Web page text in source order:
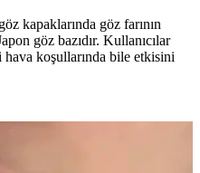
kapaklarında göz farının
göz bazıdır. Kullanıcılar
hava koşullarında bile etkisini